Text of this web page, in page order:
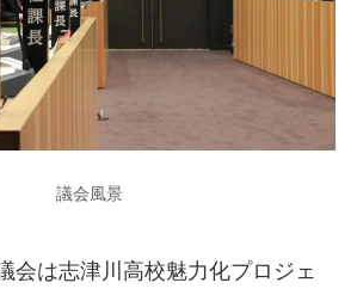
議会風景
会は志津川高校魅力化プロジェ